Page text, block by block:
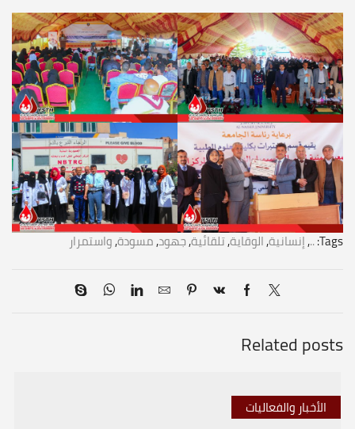
Tags:
..
,إنسانية,الوقاية,تلقائية,جهود,مسودة,واستمرار
Related posts
الأخبار والفعاليات